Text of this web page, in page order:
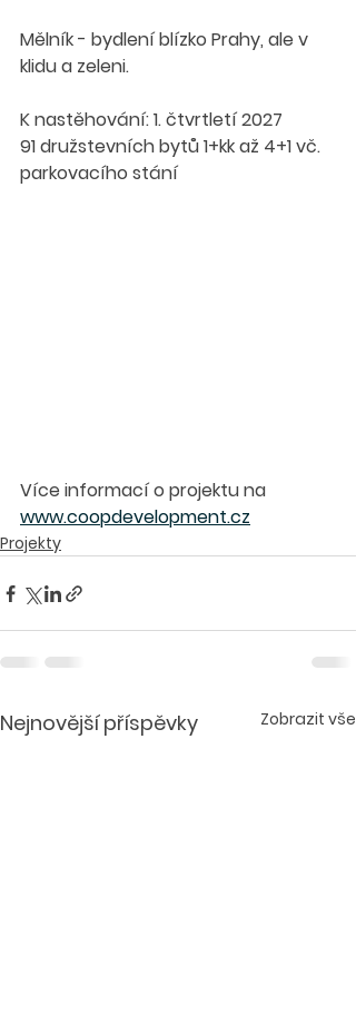
Mělník - bydlení blízko Prahy, ale v
klidu a zeleni.
K nastěhování: 1. čtvrtletí 2027
91 družstevních bytů 1+kk až 4+1 vč.
parkovacího stání
Více informací o projektu na
www.coopdevelopment.cz
Projekty
Nejnovější příspěvky Zobrazit vše